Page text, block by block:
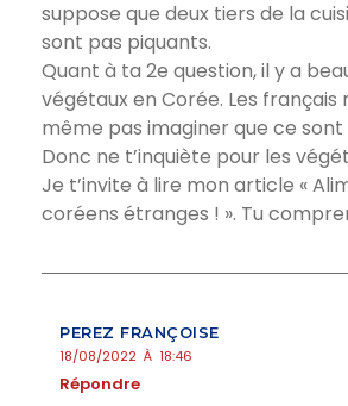
suppose que deux tiers de la
sont pas piquants.
Quant à ta 2e question, il y a
végétaux en Corée. Les français
même pas imaginer que ce
Donc ne t’inquiète pour les
Je t’invite à lire mon article «
coréens étranges ! ». Tu
PEREZ FRANÇOISE
18/08/2022 À 18:46
Répondre